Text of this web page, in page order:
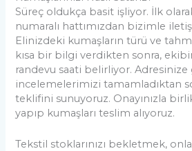
Süreç oldukça basit işliyor. İlk
numaralı hattımızdan bizimle
Elinizdeki kumaşların türü ve
kısa bir bilgi verdikten sonra,
randevu saati belirliyor. Adresinize
incelemelerimizi tamamladıktan
teklifini sunuyoruz. Onayınızla
yapıp kumaşları teslim alıyoruz.
Tekstil stoklarınızı bekletmek,